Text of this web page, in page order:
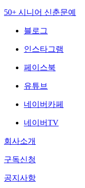
50+ 시니어 신춘문예
블로그
인스타그램
페이스북
유튜브
네이버카페
네이버TV
회사소개
구독신청
공지사항